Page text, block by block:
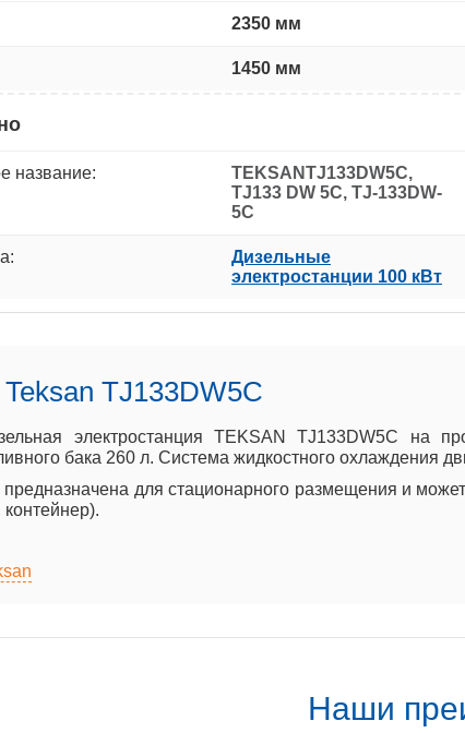
2350 мм
1450 мм
название:
TEKSANTJ133DW5C,
TJ133 DW 5C, TJ-133DW-
5C
Дизельные
электростанции 100 кВт
TJ133DW5C
электростанция TEKSAN TJ133DW5C на
бака 260 л. Система жидкостного охлаждения
предназначена для стационарного размещения и
Наши